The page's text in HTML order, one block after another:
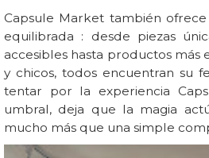
Capsule Market también
equilibrada : desde piezas
accesibles hasta productos más
y chicos, todos encuentran su
tentar por la experiencia
umbral, deja que la magia
mucho más que una simple